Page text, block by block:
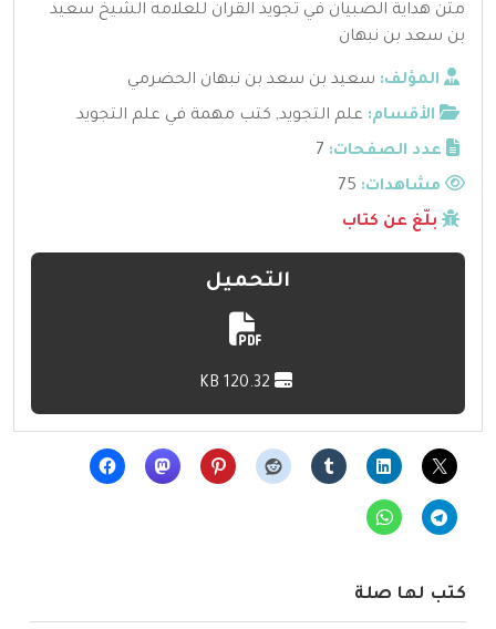
متن هداية الصبيان في تجويد القران للعلامه الشيخ سعيد
بن سعد بن نبهان
المؤلف: سعيد بن سعد بن نبهان الحضرمي
الأقسام: علم التجويد, كتب مهمة في علم التجويد
عدد الصفحات: 7
مشاهدات:
بلّغ عن كتاب
التحميل
كتب لها صلة